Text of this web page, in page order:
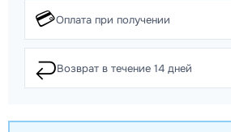
💳Оплата при получении
↩️Возврат в течение 14 дней